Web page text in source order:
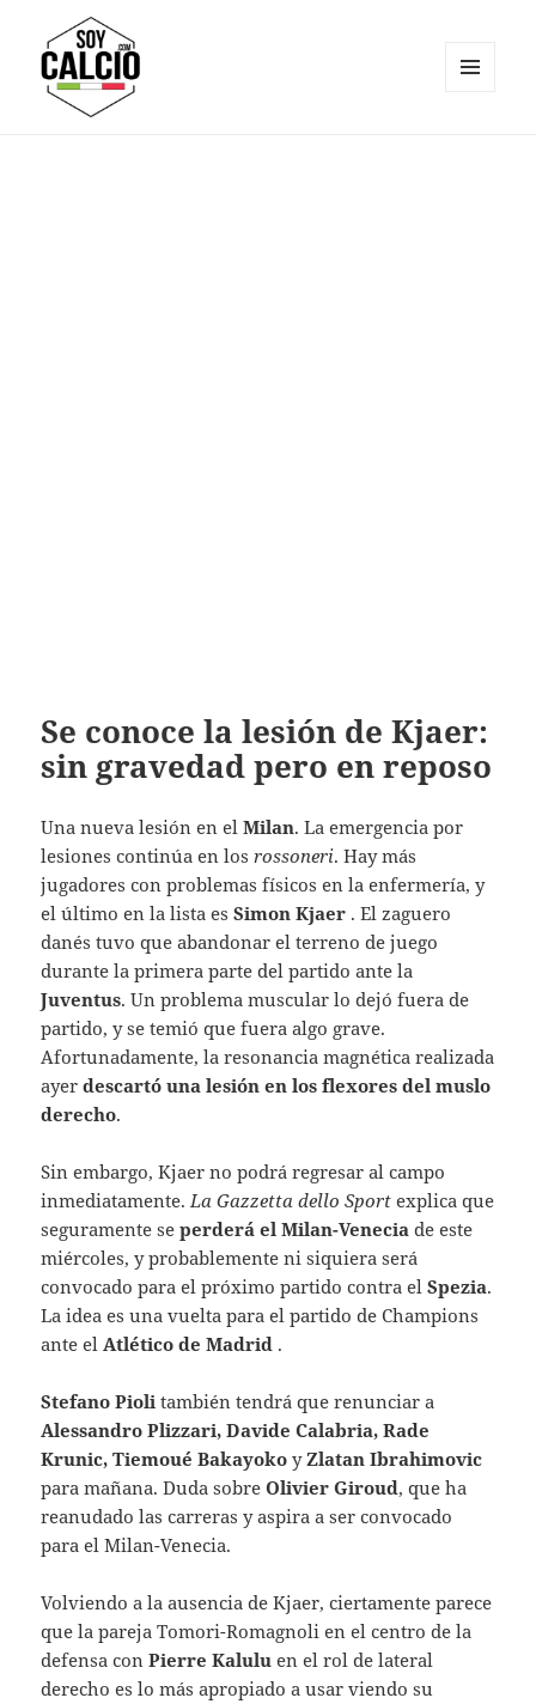
Se conoce la lesión de Kjaer:
sin gravedad pero en reposo
Una nueva lesión en elMilan.La emergencia por
lesiones continúa en losrossoneri. Hay más
jugadores con problemas físicos en la enfermería, y
el último en la lista es Simon Kjaer . El zaguero
danés tuvo que abandonar el terreno de juego
durante la primera parte del partido ante la
Juventus. Un problema muscular lo dejó fuera de
partido, y se temió que fuera algo grave.
Afortunadamente, la resonancia magnética realizada
ayerdescartó una lesión en los flexores del muslo
derecho.
Sin embargo, Kjaer no podrá regresar al campo
inmediatamente.La Gazzetta dello Sport explica que
seguramente seperderá el Milan-Venecia de este
miércoles, y probablemente ni siquiera será
convocado para el próximo partido contra el Spezia.
La idea es una vuelta para el partido de Champions
ante el Atlético de Madrid .
Stefano Pioli también tendrá que renunciar a
Alessandro Plizzari, Davide Calabria, Rade
Krunic, Tiemoué Bakayoko yZlatan Ibrahimovic
para mañana. Duda sobre Olivier Giroud, que ha
reanudado las carreras y aspira a ser convocado
para el Milan-Venecia.
Volviendo a la ausencia de Kjaer, ciertamente parece
que la pareja Tomori-Romagnoli en el centro de la
defensa con Pierre Kalulu en el rol de lateral
derecho es lo más apropiado a usar viendo su